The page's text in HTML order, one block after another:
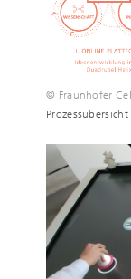
© Fraunhofer
Prozessübersicht